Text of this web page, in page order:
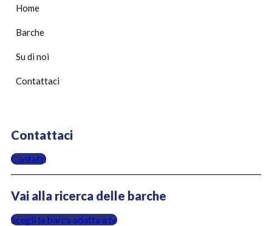
Home
Barche
Su di noi
Contattaci
Contattaci
Contatti
Vai alla ricerca delle barche
Scegli la barca adatta a te